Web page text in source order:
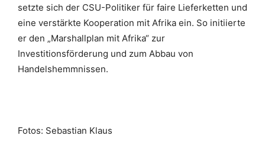
setzte sich der CSU-Politiker für faire Lieferketten und
eine verstärkte Kooperation mit Afrika ein. So initiierte
er den „Marshallplan mit Afrika“ zur
Investitionsförderung und zum Abbau von
Handelshemmnissen.
Fotos: Sebastian Klaus